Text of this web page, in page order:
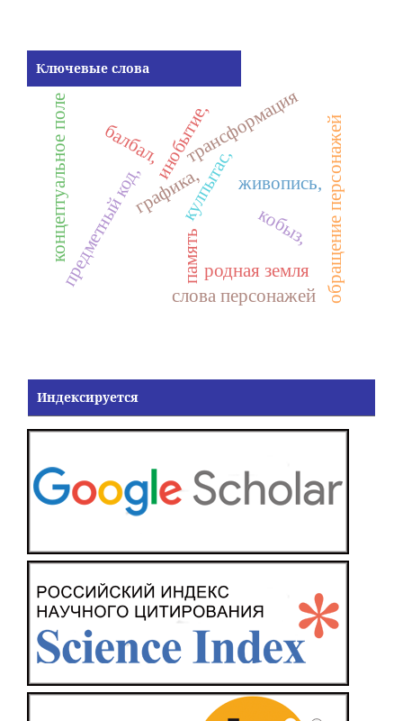
Ключевые слова
живопись,
графика,
кобыз,
балбал,
кулпытас,
предметный код,
инобытие,
память
трансформация обращение персонажей
концептуальное поле
родная земля
слова персонажей
Индексируется